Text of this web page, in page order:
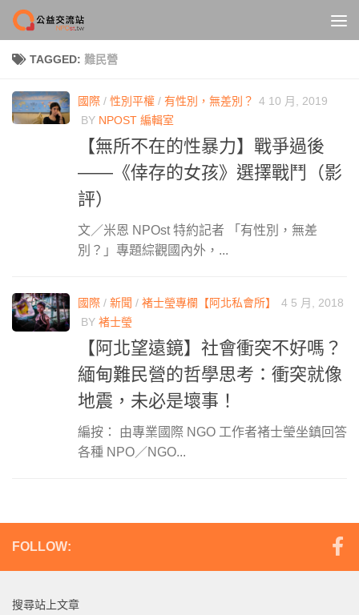
Skip to content
TAGGED: 難民營
國際 / 性別平權 / 有性別，無差別？ 4 10 月, 2019
BY NPOST 編輯室
【無所不在的性暴力】戰爭過後
——《倖存的女孩》選擇戰鬥（影
評）
文／米恩 NPOst 特約記者 「有性別，無差
別？」專題綜觀國內外，...
國際 / 新聞 / 褚士瑩專欄【阿北私會所】
4 5 月, 2018
BY 褚士瑩
【阿北望遠鏡】社會衝突不好嗎？
緬甸難民營的哲學思考：衝突就像
地震，未必是壞事！
編按： 由專業國際 NGO 工作者褚士瑩坐鎮回答
各種 NPO／NGO...
FOLLOW:
搜尋站上文章